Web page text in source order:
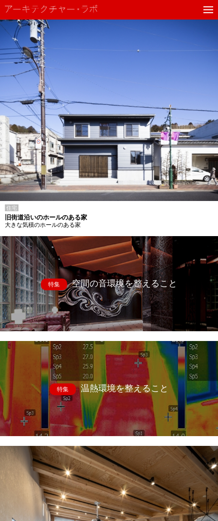
住宅
旧街道沿いのホールのある家
大きな気積のホールのある家
特集 空間の音環境を整えること
特集 温熱環境を整えること